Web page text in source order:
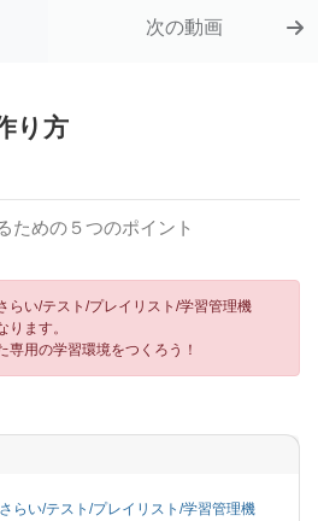
次の動画
り方
ための５つのポイント
らい/テスト/プレイリスト/学習管理機
ます。
用の学習環境をつくろう！
らい/テスト/プレイリスト/学習管理機